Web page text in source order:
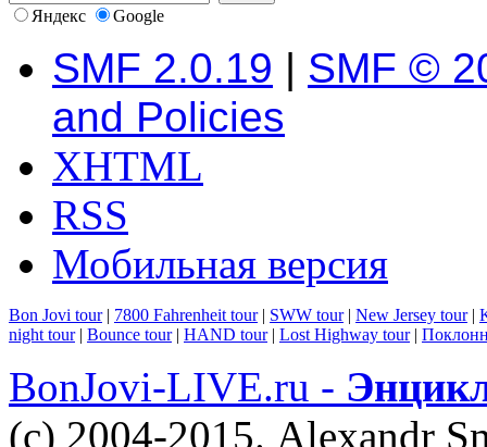
Яндекс Google
SMF 2.0.19 | SMF ©
and Policies
XHTML
RSS
Мобильная версия
Bon Jovi tour| 7800 Fahrenheit tour| SWW tour| New Jersey tour|
night tour| Bounce tour| HAND tour| Lost Highway tour|
BonJovi-LIVE.ru -
(c) 2004-2015. Alexandr